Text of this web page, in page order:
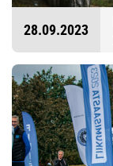
28.09.2023